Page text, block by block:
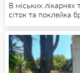
В міських
сіток та поклейка